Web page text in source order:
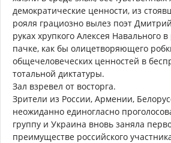
демократические ценности, из
рояля грациозно вылез поэт
руках хрупкого Алексея Навального
пачке, как бы олицетворяющего
общечеловеческих ценностей в
тотальной диктатуры.
Зал взревел от восторга.
Зрители из России, Армении,
неожиданно единогласно
группу и Украина вновь заняла
преимуществе российского